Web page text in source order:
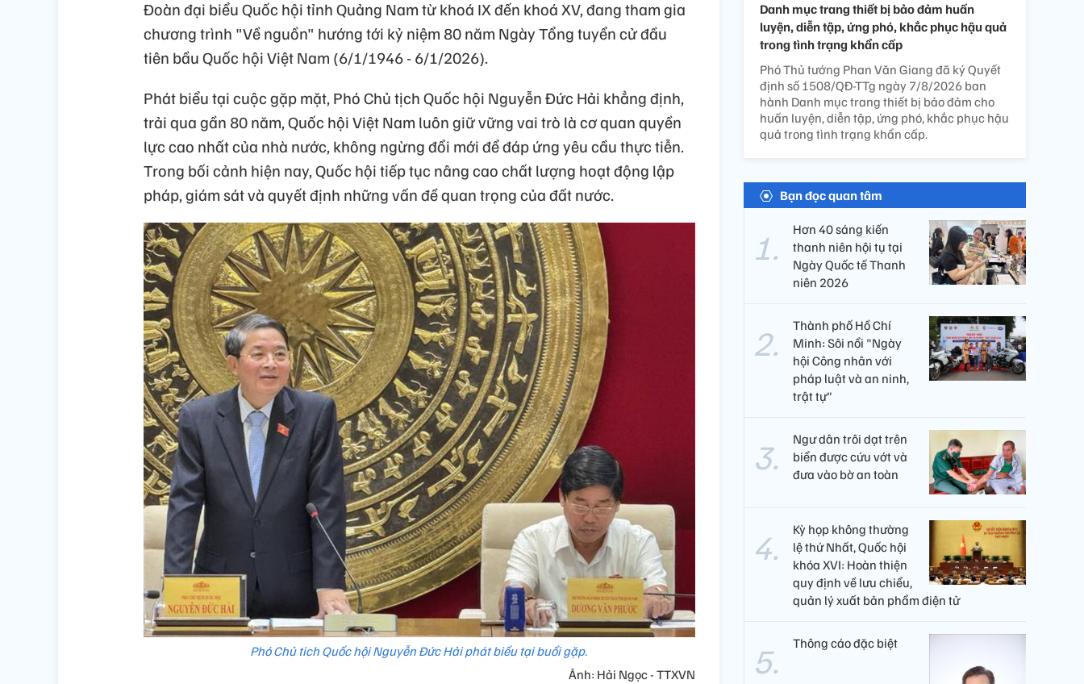
Đoàn đại biểu Quốc hội tỉnh Quảng Nam từ khoá IX đến khoá XV, đang tham gia
chương trình "Về nguồn" hướng tới kỷ niệm 80 năm Ngày Tổng tuyển cử đầu
tiên bầu Quốc hội Việt Nam (6/1/1946 - 6/1/2026).
Phát biểu tại cuộc gặp mặt, Phó Chủ tịch Quốc hội Nguyễn Đức Hải khẳng định,
trải qua gần 80 năm, Quốc hội Việt Nam luôn giữ vững vai trò là cơ quan quyền
lực cao nhất của nhà nước, không ngừng đổi mới để đáp ứng yêu cầu thực tiễn.
Trong bối cảnh hiện nay, Quốc hội tiếp tục nâng cao chất lượng hoạt động lập
pháp, giám sát và quyết định những vấn đề quan trọng của đất nước.
Phó Chủ tich Quốc hội Nguyễn Đức Hải phát biểu tại buổi gặp.
Ảnh: Hải Ngọc - TTXVN
Danh mục trang thiết bị bảo đảm huấn
luyện, diễn tập, ứng phó, khắc phục hậu quả
trong tình trạng khẩn cấp
Phó Thủ tướng Phan Văn Giang đã ký Quyết
định số 1508/QĐ-TTg ngày 7/8/2026 ban
hành Danh mục trang thiết bị bảo đảm cho
huấn luyện, diễn tập, ứng phó, khắc phục hậu
quả trong tình trạng khẩn cấp.
Bạn đọc quan tâm
Hơn 40 sáng kiến
thanh niên hội tụ tại
Ngày Quốc tế Thanh
niên 2026
Thành phố Hồ Chí
Minh: Sôi nổi "Ngày
hội Công nhân với
pháp luật và an ninh,
trật tự"
Ngư dân trôi dạt trên
biển được cứu vớt và
đưa vào bờ an toàn
Kỳ họp không thường
lệ thứ Nhất, Quốc hội
khóa XVI: Hoàn thiện
quy định về lưu chiểu,
quản lý xuất bản phẩm điện tử
Thông cáo đặc biệt